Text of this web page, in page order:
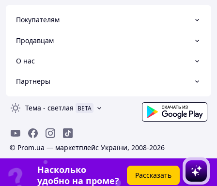
Покупателям
Продавцам
О нас
Партнеры
Тема - светлая BETA
© Prom.ua — маркетплейс України, 2008-2026
Насколько
удобно на проме?
Рассказать